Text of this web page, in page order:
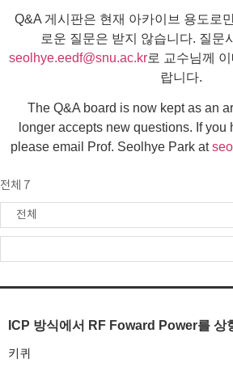
Q&A 게시판은 현재 아카이브 용도로
로운 질문은 받지 않습니다. 질문
seolhye.eedf@snu.ac.kr로 교수님께
랍니다.
The Q&A board is now kept as an
longer accepts new questions. If you
please email Prof. Seolhye Park at
전체 7
키퀴